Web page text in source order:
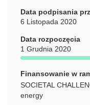
Data podpisania
6 Listopada 2020
Data rozpoczęcia
1 Grudnia 2020
Finansowanie w
SOCIETAL
energy